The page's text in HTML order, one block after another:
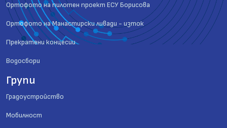
Ортофото на пилотен проект ЕСУ Борисова
Ортофото на Манастирски ливади - изток
Прекратени концесии
Водосбори
Групи
Градоустройство
Мобилност